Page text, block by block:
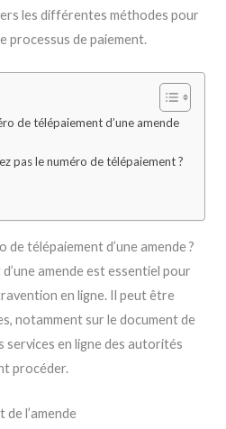
les différentes méthodes pour
processus de paiement.
de télépaiement d’une amende
pas le numéro de télépaiement ?
télépaiement d’une amende ?
amende est essentiel pour
en ligne. Il peut être
notamment sur le document de
services en ligne des autorités
procéder.
l’amende